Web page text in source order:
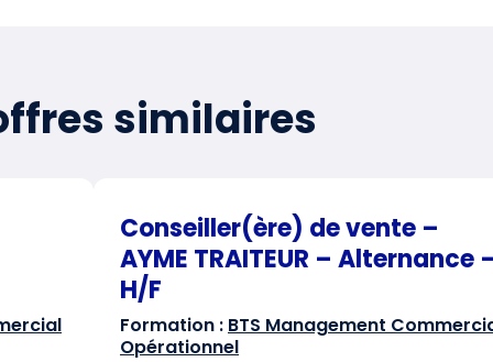
similaires
Conseiller(ère) de vente –
AYME TRAITEUR – Alternance
H/F
Formation : BTS Management
Opérationnel